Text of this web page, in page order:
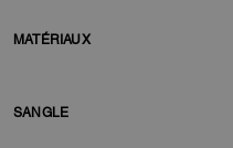
MATÉRIAUX
SANGLE